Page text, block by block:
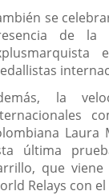
se
de la
la
Laura
última
que
Relays con